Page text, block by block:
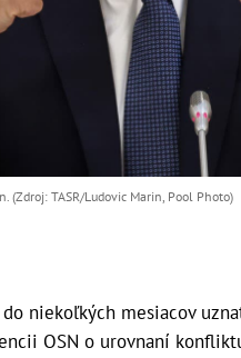
(Zdroj: TASR/Ludovic Marin, Pool Photo)
do niekoľkých mesiacov
OSN o urovnaní